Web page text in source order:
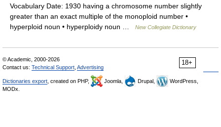
Vocabulary Date: 1930 having a chromosome number slightly
greater than an exact multiple of the monoploid number •
hyperploid noun • hyperploidy noun …
New Collegiate Dictionary
18+
© Academic, 2000-2026
Contact us: Technical Support Advertising
Dictionaries export , created on PHP, Joomla, Drupal,
WordPress,
MODx.